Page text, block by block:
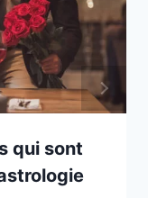
qui sont